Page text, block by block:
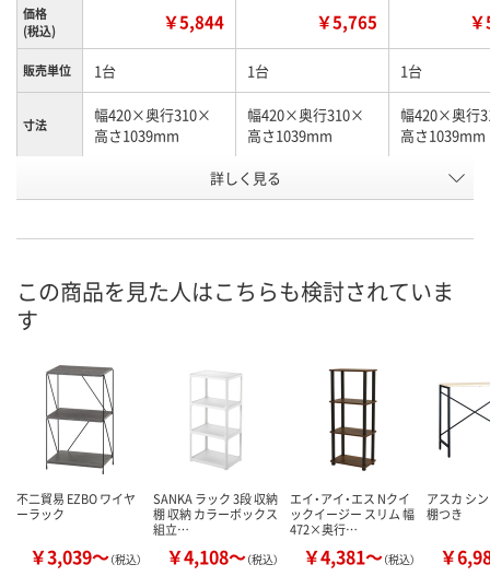
価格
(税込)
￥5,844 ￥5,765
販売単位 1台 1台 1台
寸法
幅420×奥行310×
高さ1039mm
幅420×奥行310×
高さ1039mm
幅420×奥行
高さ1039mm
グレー ミディアム
号
お届け日
数量
カゴへ カゴへ カ
詳しく見る
この商品を見た人はこちらも検討されていま
す
不二貿易 EZBO ワイヤ
ーラック
￥3,039～（税込）
SANKA ラック 3段 収納
棚 収納 カラーボックス
組立…
￥4,108～（税込）
エイ・アイ・エス Nクイ
ックイージー スリム 幅
472×奥行…
￥4,381～（税込）
アスカ シ
棚つき
￥